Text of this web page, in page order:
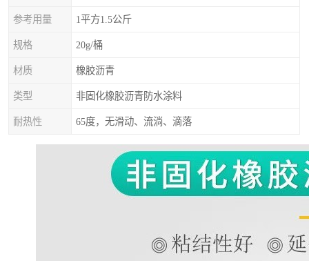
参考用量 1平方1.5公斤
规格 20g/桶
材质 橡胶沥青
类型 非固化橡胶沥青防水涂料
耐热性 65度，无滑动、流淌、滴落